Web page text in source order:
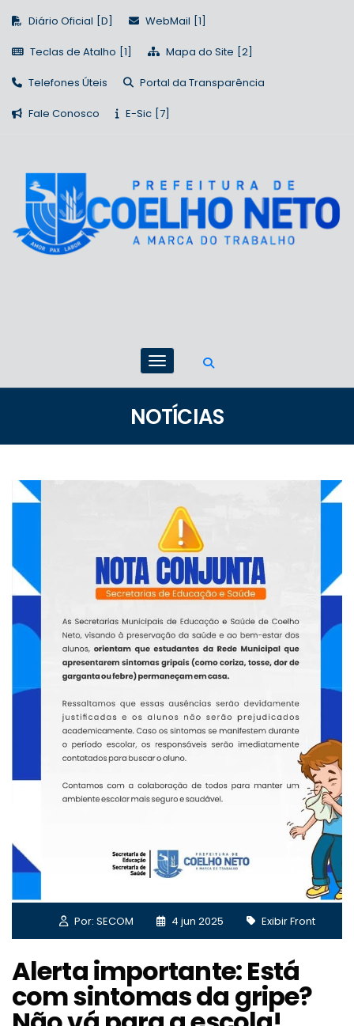
Diário Oficial WebMail
Teclas de Atalho Mapa do Site
Telefones Úteis Portal da Transparência
Fale Conosco E-Sic
NOTÍCIAS
Por: SECOM 4 jun 2025 Exibir Front
Alerta importante: Está
com sintomas da gripe?